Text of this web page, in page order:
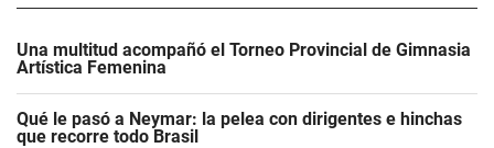
Una multitud acompañó el Torneo Provincial de Gimnasia
Artística Femenina
Qué le pasó a Neymar: la pelea con dirigentes e hinchas
que recorre todo Brasil